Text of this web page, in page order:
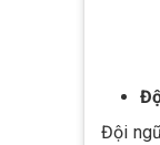
Đội